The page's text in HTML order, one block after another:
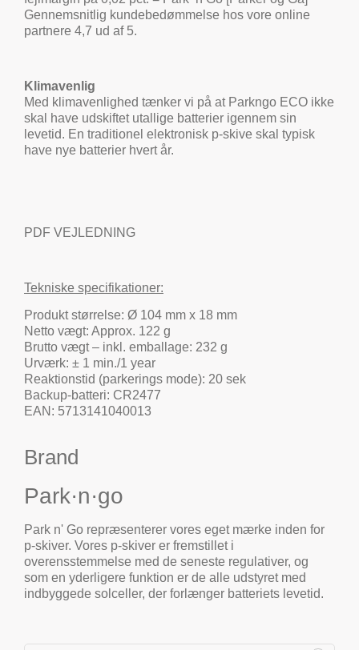
Gennemsnitlig kundebedømmelse hos vore online
partnere 4,7 ud af 5.
Klimavenlig
Med klimavenlighed tænker vi på at Parkngo ECO ikke
skal have udskiftet utallige batterier igennem sin
levetid. En traditionel elektronisk p-skive skal typisk
have nye batterier hvert år.
PDF VEJLEDNING
Tekniske specifikationer:
Produkt størrelse: Ø 104 mm x 18 mm
Netto vægt: Approx. 122 g
Brutto vægt – inkl. emballage: 232 g
Urværk: ± 1 min./1 year
Reaktionstid (parkerings mode): 20 sek
Backup-batteri: CR2477
EAN: 5713141040013
Brand
Park·n·go
Park n' Go repræsenterer vores eget mærke inden for
p-skiver. Vores p-skiver er fremstillet i
overensstemmelse med de seneste regulativer, og
som en yderligere funktion er de alle udstyret med
indbyggede solceller, der forlænger batteriets levetid.